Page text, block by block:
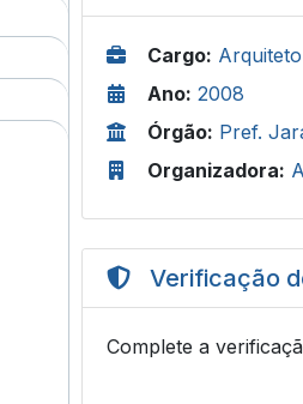
Cargo: Arquiteto
Ano: 2008
Órgão: Pref.
Organizadora:
Verificação
Complete a